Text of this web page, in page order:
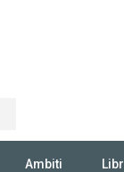
Ambiti